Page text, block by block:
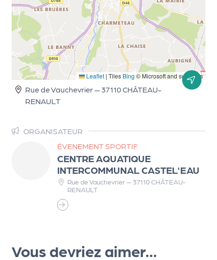
Leaflet | Tiles Bing © Microsoft and suppliers
Rue de Vauchevrier — 37110 CHÂTEAU-
RENAULT
ORGANISATEUR
ÉVENEMENT SPORTIF
CENTRE AQUATIQUE
INTERCOMMUNAL CASTEL'EAU
Rue de Vauchevrier — 37110 CHÂTEAU-
RENAULT
Vous devriez aimer...
t
e
r
P
r
p
e